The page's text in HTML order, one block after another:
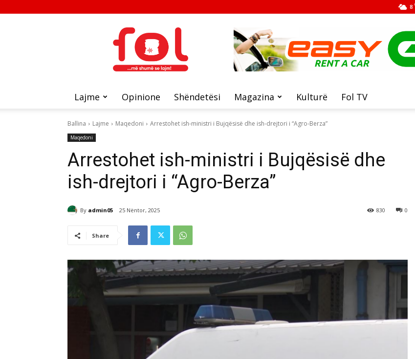
8
FOL
Lajme Opinione Shëndetësi Magazina Kulturë Fol TV
Ballina Lajme Maqedoni Arrestohet ish-ministri i Bujqësisë dhe ish-drejtori i “Agro-Berza”
Maqedoni
Arrestohet ish-ministri i Bujqësisë dhe
ish-drejtori i “Agro-Berza”
By admin05 25 Nëntor, 2025 0
830
Share